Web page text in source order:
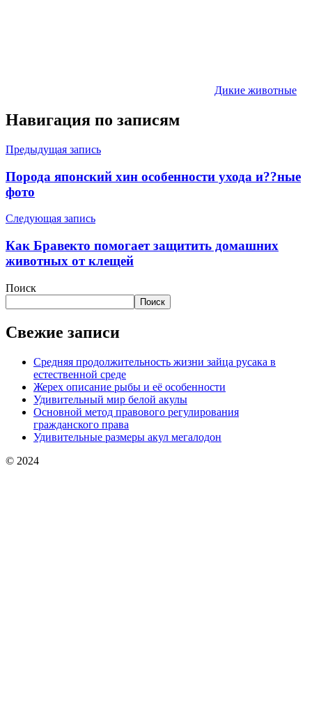
Дикие животные
Навигация по записям
Предыдущая запись
Порода японский хин особенности ухода и??ные
фото
Следующая запись
Как Бравекто помогает защитить домашних
животных от клещей
Поиск
Поиск
Свежие записи
Средняя продолжительность жизни зайца русака в
естественной среде
Жерех описание рыбы и её особенности
Удивительный мир белой акулы
Основной метод правового регулирования
гражданского права
Удивительные размеры акул мегалодон
© 2024